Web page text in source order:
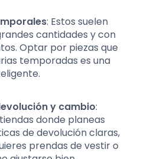
: Estos suelen
cantidades y con
Optar por piezas que
temporadas es una
y cambio:
donde planeas
de devolución claras,
prendas de vestir o